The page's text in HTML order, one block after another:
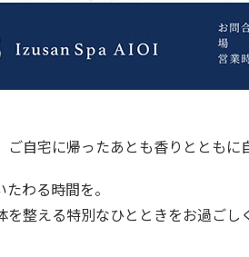
自宅に帰ったあとも香りとともに
わる時間を。
整える特別なひとときをお過ごし